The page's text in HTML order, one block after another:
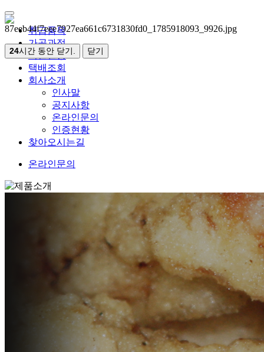
24시간 동안 닫기. 닫기
취급품목
가공과정
시설현황
택배조회
회사소개
인사말
공지사항
온라인문의
인증현황
찾아오시는길
온라인문의